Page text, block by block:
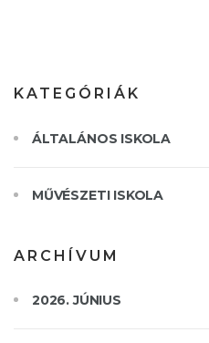
KATEGÓRIÁK
ÁLTALÁNOS ISKOLA
MŰVÉSZETI ISKOLA
ARCHÍVUM
2026. JÚNIUS